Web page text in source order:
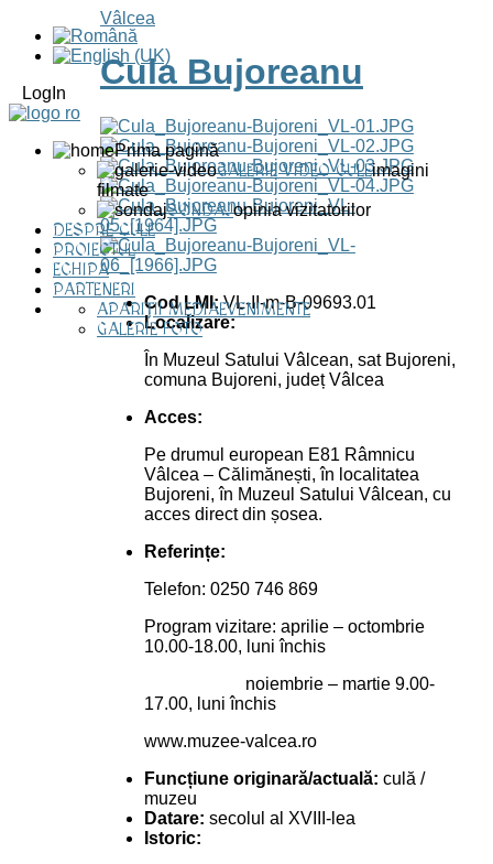
LogIn
Prima pagină
GALERIE VIDEO CULEimagini
filmate
SONDAJopinia vizitatorilor
DESPRE CULE
PROIECTUL
ECHIPA
PARTENERI
EVENIMENTE
APARIȚII MEDIA
GALERIE FOTO
Vâlcea
Cula Bujoreanu
Cod LMI:VL-II-m-B-09693.01
Localizare:
În Muzeul Satului Vâlcean, sat Bujoreni,
comuna Bujoreni, județ Vâlcea
Acces:
Pe drumul european E81 Râmnicu
Vâlcea – Călimănești, în localitatea
Bujoreni, în Muzeul Satului Vâlcean, cu
acces direct din șosea.
Referințe:
Telefon: 0250 746 869
Program vizitare: aprilie – octombrie
10.00-18.00, luni închis
noiembrie – martie 9.00-
17.00, luni închis
www.muzee-valcea.ro
Funcțiune originară/actuală: culă /
muzeu
Datare: secolul al XVIII-lea
Istoric: